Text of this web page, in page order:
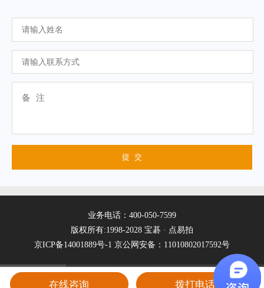
业务电话：400-050-7599
版权所有:1998-2028 宝碁 · 点易拍
京ICP备14001889号-1 京公网安备：11010802017592号
在线咨询 拨打电话